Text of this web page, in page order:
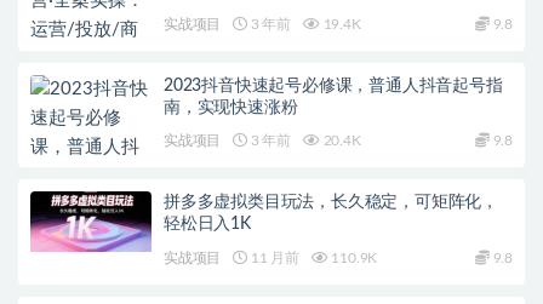
实战项目 3 年前 19.4K 9.8
2023抖音快速起号必修课，普通人抖音起号指
南，实现快速涨粉
实战项目 3 年前 20.4K 9.8
拼多多虚拟类目玩法，长久稳定，可矩阵化，
轻松日入1K
实战项目 11 月前 110.9K 9.8